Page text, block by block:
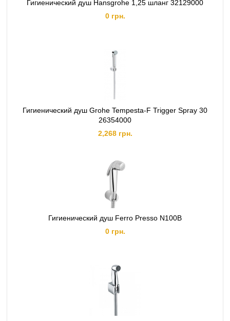
Гигиенический душ Hansgrohe 1,25 шланг 32129000
0 грн.
Гигиенический душ Grohe Tempesta-F Trigger Spray 30
26354000
2,268 грн.
Гигиенический душ Ferro Presso N100B
0 грн.